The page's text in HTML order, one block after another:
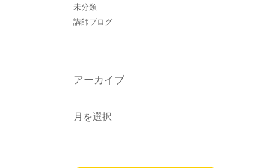
未分類
講師ブログ
アーカイブ
ア